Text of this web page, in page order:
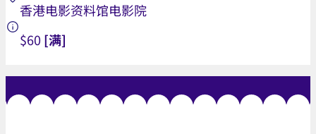
香港电影资料馆电影院
$60 [满]